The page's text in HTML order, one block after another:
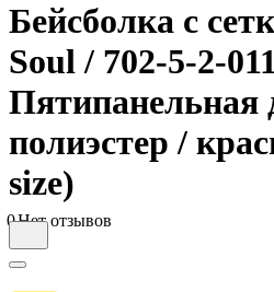
Бейсболка с
Soul / 702-5-2-
Пятипанельная
полиэстер /
size)
0Нет отзывов